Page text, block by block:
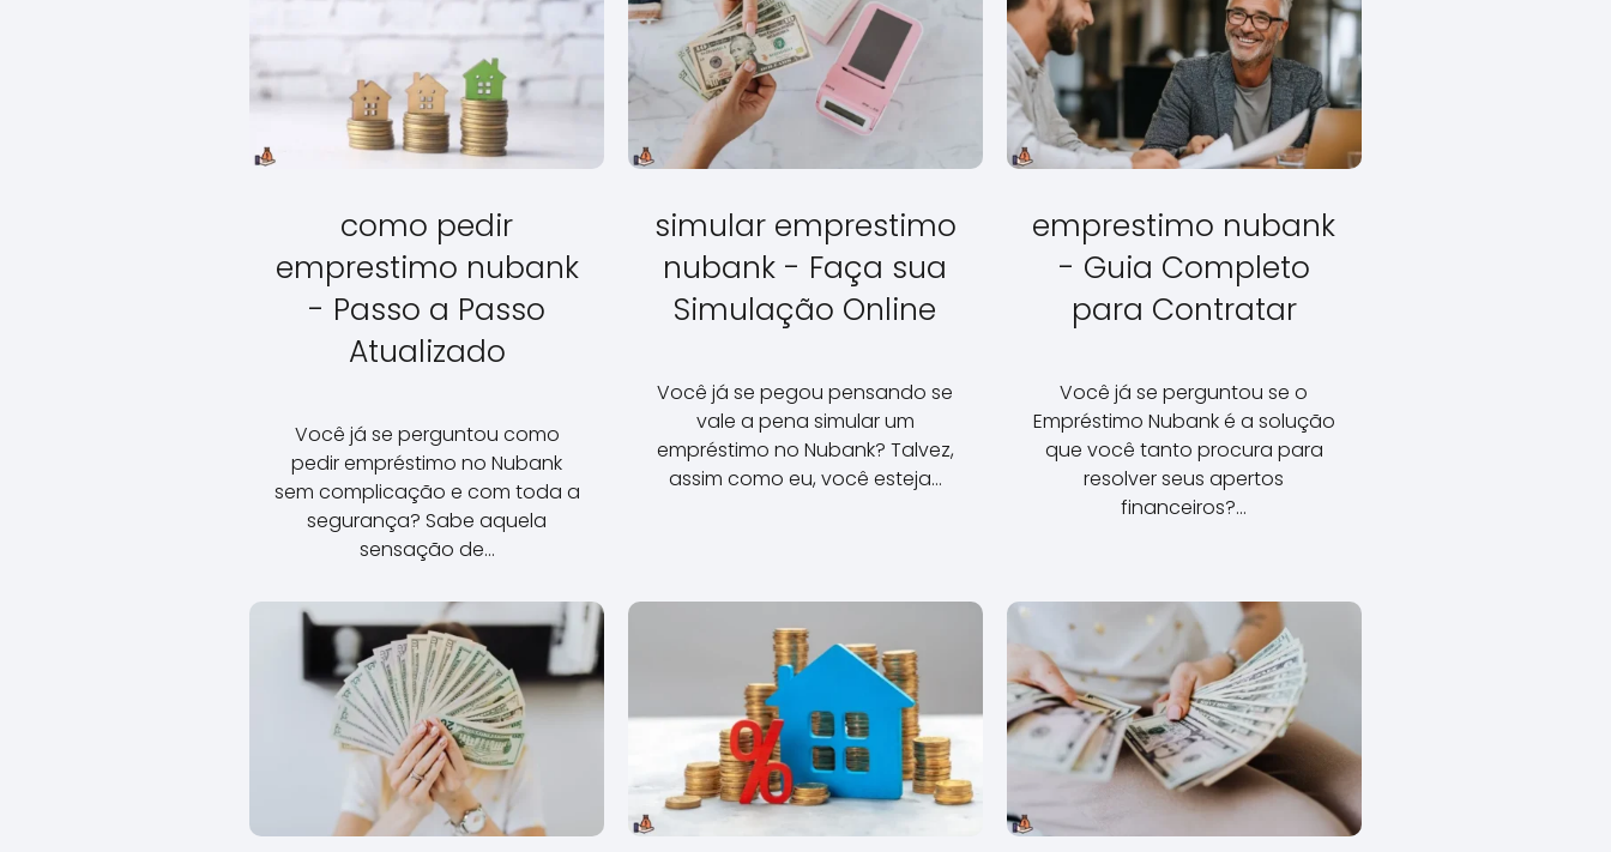
como pedir
emprestimo nubank
- Passo a Passo
Atualizado
Você já se perguntou como
pedir empréstimo no Nubank
sem complicação e com toda a
segurança? Sabe aquela
sensação de…
simular emprestimo
nubank - Faça sua
Simulação Online
Você já se pegou pensando se
vale a pena simular um
empréstimo no Nubank? Talvez,
assim como eu, você esteja…
emprestimo nubank
- Guia Completo
para Contratar
Você já se perguntou se o
Empréstimo Nubank é a solução
que você tanto procura para
resolver seus apertos
financeiros?…